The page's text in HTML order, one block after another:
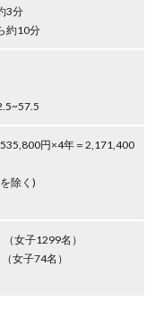
3分
約10分
円×4年＝2,171,400
除く)
女子1299名）
女子74名）